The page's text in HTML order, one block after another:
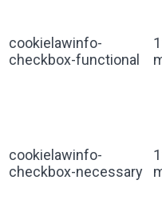
cookielawinfo-
checkbox-functional
cookielawinfo-
checkbox-necessary